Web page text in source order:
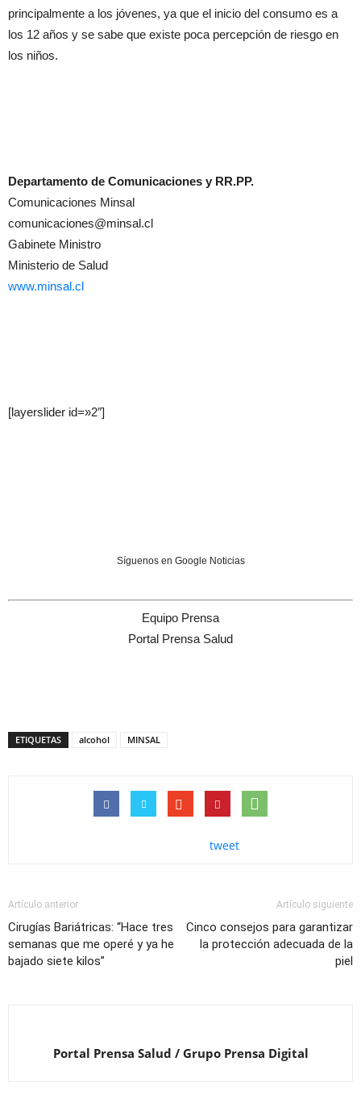
principalmente a los jóvenes, ya que el inicio del consumo es a
los 12 años y se sabe que existe poca percepción de riesgo en
los niños.
Departamento de Comunicaciones y RR.PP.
Comunicaciones Minsal
comunicaciones@minsal.cl
Gabinete Ministro
Ministerio de Salud
www.minsal.cl
[layerslider id=»2″]
Síguenos en Google Noticias
Equipo Prensa
Portal Prensa Salud
ETIQUETAS alcohol MINSAL
tweet
Artículo anterior
Cirugías Bariátricas: “Hace tres
semanas que me operé y ya he
bajado siete kilos”
Artículo siguiente
Cinco consejos para garantizar
la protección adecuada de la
piel
Portal Prensa Salud / Grupo Prensa Digital